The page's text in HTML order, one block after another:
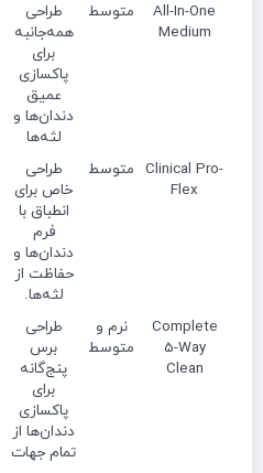
All-In-One
Medium
متوسط
طراحی
همه‌جانبه
برای
پاکسازی
عمیق
دندان‌ها و
لثه‌ها
Clinical Pro-
Flex
متوسط
طراحی
خاص برای
انطباق با
فرم
دندان‌ها و
حفاظت از
لثه‌ها.
Complete
5-Way
Clean
نرم و
متوسط
طراحی
برس
پنج‌گانه
برای
پاکسازی
دندان‌ها از
تمام جهات